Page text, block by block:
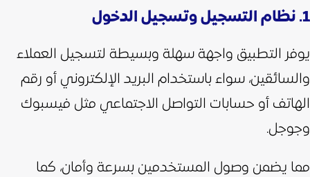
​​1. نظام التسجيل وتسجيل الدخول
يوفر التطبيق واجهة سهلة وبسيطة لتسجيل العملاء
والسائقين، سواء باستخدام البريد الإلكتروني أو رقم
الهاتف أو حسابات التواصل الاجتماعي مثل فيسبوك
وجوجل.
مما يضمن وصول المستخدمين بسرعة وأمان، كما